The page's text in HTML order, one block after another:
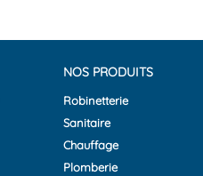
NOS PRODUITS
Robinetterie
Sanitaire
Chauffage
Plomberie